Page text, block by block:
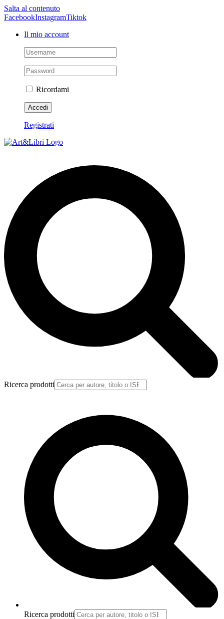
Salta al contenuto
FacebookInstagramTiktok
Il mio account
Ricordami
Registrati
Ricerca prodotti
Ricerca prodotti